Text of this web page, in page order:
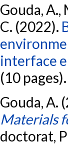
Gouda, A.,
C. (2022).
interface
(10 pages).
Gouda, A.
Materials
doctorat,